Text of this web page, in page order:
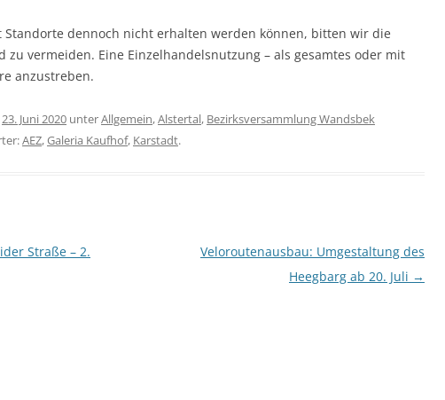
Standorte dennoch nicht erhalten werden können, bitten wir die
zu vermeiden. Eine Einzelhandelsnutzung – als gesamtes oder mit
anzustreben.
23. Juni 2020 unterAllgemein,Alstertal, Bezirksversammlung Wandsbek
AEZ,Galeria Kaufhof, Karstadt.
Straße – 2.
Veloroutenausbau: Umgestaltung des
Heegbarg ab 20. Juli →